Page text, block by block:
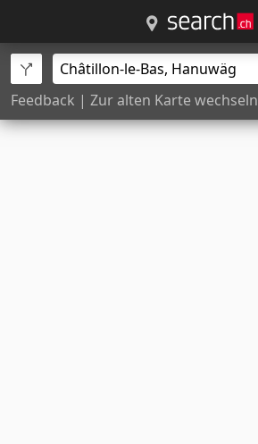
Feedback | Zur alten Karte wechseln